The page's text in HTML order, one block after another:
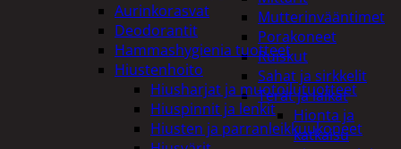
Mutterinvääntimet
Porakoneet
Ruiskut
Sahat ja sirkkelit
Terät ja laikat
Hionta ja
katkaisu
Aurinkorasvat
Deodorantit
Hammashygienia tuotteet
Hiustenhoito
Hiusharjat ja muotoilutuotteet
Hiuspinnit ja lenkit
Hiusten ja parranleikkuukoneet